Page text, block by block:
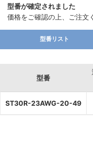
型番が確定されました
価格をご確認の上、ご注文
型番リスト
型番
ST30R-23AWG-20-49